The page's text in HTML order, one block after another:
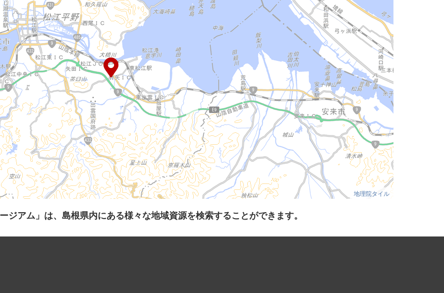
地理院タイル
ジアム」は、島根県内にある様々な地域資源を検索することができます。